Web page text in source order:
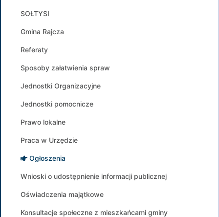
SOŁTYSI
Gmina Rajcza
Referaty
Sposoby załatwienia spraw
Jednostki Organizacyjne
Jednostki pomocnicze
Prawo lokalne
Praca w Urzędzie
Ogłoszenia
Wnioski o udostępnienie informacji publicznej
Oświadczenia majątkowe
Konsultacje społeczne z mieszkańcami gminy